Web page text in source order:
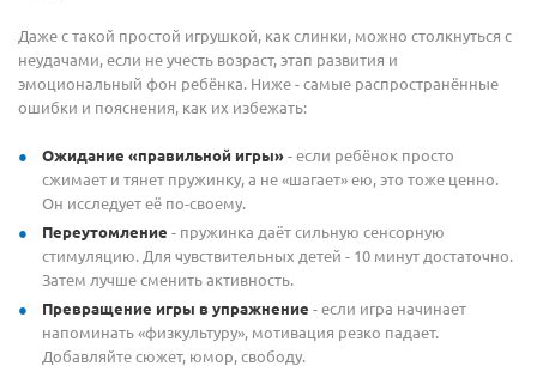
Даже с такой простой игрушкой, как слинки, можно столкнуться с
неудачами, если не учесть возраст, этап развития и
эмоциональный фон ребёнка. Ниже - самые распространённые
ошибки и пояснения, как их избежать:
Ожидание «правильной игры» - если ребёнок просто
сжимает и тянет пружинку, а не «шагает» ею, это тоже ценно.
Он исследует её по-своему.
Переутомление - пружинка даёт сильную сенсорную
стимуляцию. Для чувствительных детей - 10 минут достаточно.
Затем лучше сменить активность.
Превращение игры в упражнение - если игра начинает
напоминать «физкультуру», мотивация резко падает.
Добавляйте сюжет, юмор, свободу.